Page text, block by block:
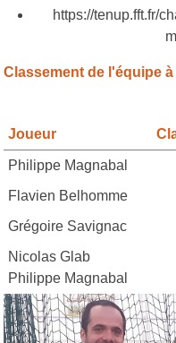
https://tenup.fft.fr/
Classement de l'équipe
Joueur
Philippe Magnabal
Flavien Belhomme
Grégoire Savignac
Nicolas Glab
Philippe Magnabal